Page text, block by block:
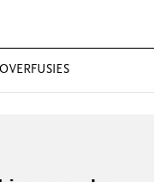
OVERFUSIES